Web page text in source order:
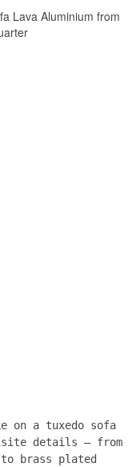
Lava Aluminium from
on a tuxedo sofa
details – from
brass plated